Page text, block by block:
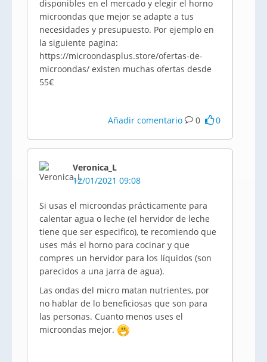
disponibles en el mercado y elegir el horno
microondas que mejor se adapte a tus
necesidades y presupuesto. Por ejemplo en
la siguiente pagina:
https://microondasplus.store/ofertas-de-
microondas/ existen muchas ofertas desde
55€
Añadir comentario 0 0
Veronica_L
12/01/2021 09:08
Si usas el microondas prácticamente para
calentar agua o leche (el hervidor de leche
tiene que ser especifico), te recomiendo que
uses más el horno para cocinar y que
compres un hervidor para los líquidos (son
parecidos a una jarra de agua).
Las ondas del micro matan nutrientes, por
no hablar de lo beneficiosas que son para
las personas. Cuanto menos uses el
microondas mejor.